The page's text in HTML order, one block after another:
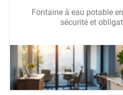
Fontaine à eau potable
sécurité et